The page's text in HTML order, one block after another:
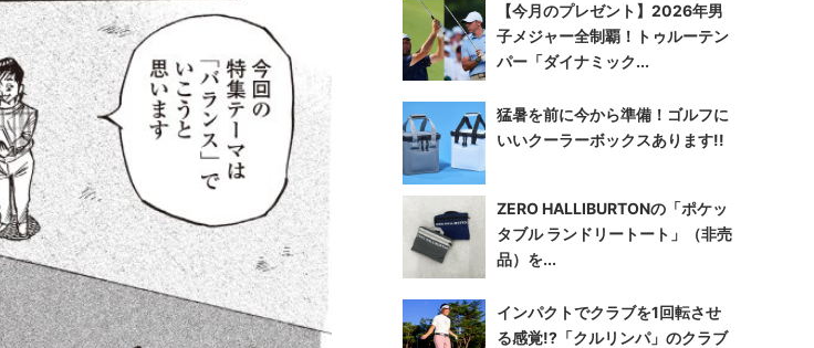
【今月のプレゼント】2026年男
子メジャー全制覇！トゥルーテン
パー「ダイナミック...
猛暑を前に今から準備！ゴルフに
いいクーラーボックスあります!!
ZERO HALLIBURTONの「ポケッ
タブル ランドリートート」（非売
品）を...
インパクトでクラブを1回転させ
る感覚!?「クルリンパ」のクラブ